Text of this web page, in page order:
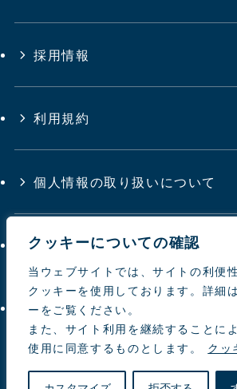
クッキーについての確認
当ウェブサイトでは、サイトの利便
クッキーを使用しております。詳細
ーをご覧ください。
また、サイト利用を継続することに
使用に同意するものとします。
クッ
採用情報
利用規約
個人情報の取り扱いについて
サイトマップ
お問い合わせ
© 1997- 2026 NIPPON